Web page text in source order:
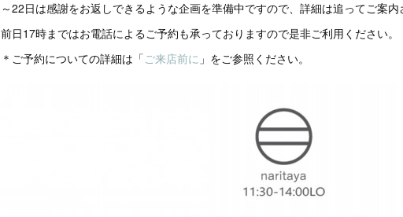
～22日は感謝をお返しできるような企画を準備中ですので、詳細は追ってご案内
前日17時まではお電話によるご予約も承っておりますので是非ご利用ください。
＊ご予約についての詳細は「ご来店前に 」をご参照ください。